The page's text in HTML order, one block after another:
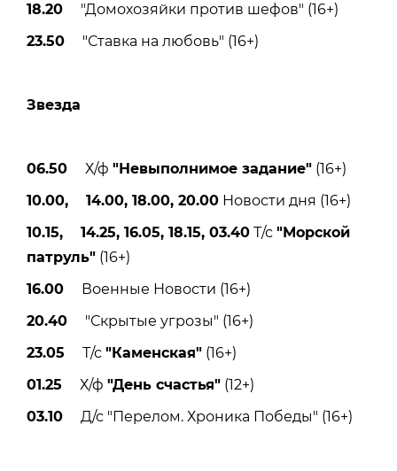
18.20 "Домохозяйки против шефов" (16+)
23.50 "Ставка на любовь" (16+)
Звезда
06.50 Х/ф "Невыполнимое задание" (16+)
10.00, 14.00, 18.00, 20.00 Новости дня (16+)
10.15, 14.25, 16.05, 18.15, 03.40 Т/с "Морской
патруль" (16+)
16.00 Военные Новости (16+)
20.40 "Скрытые угрозы" (16+)
23.05 Т/с "Каменская" (16+)
01.25 Х/ф "День счастья" (12+)
03.10 Д/с "Перелом. Хроника Победы" (16+)